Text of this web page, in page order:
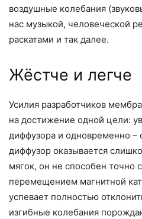
воздушные колебания
нас музыкой, человеческой
раскатами и так далее.
Жёстче и легче
Усилия разработчиков
на достижение одной цели:
диффузора и одновременно –
диффузор оказывается
мягок, он не способен точно
перемещением магнитной
успевает полностью
изгибные колебания